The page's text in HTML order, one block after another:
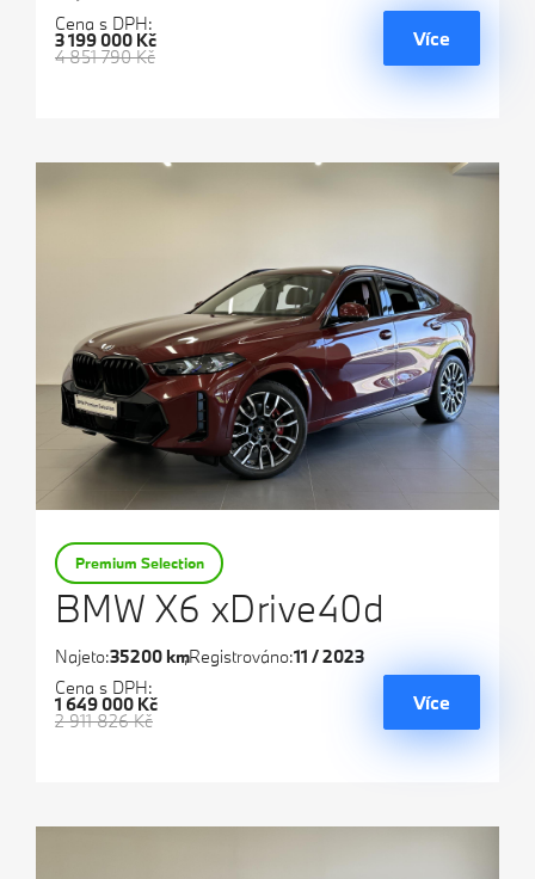
Cena s DPH:
4 851 790 Kč
3 199 000 Kč Více
BMW X6 xDrive40d
Premium Selection
Najeto:35200 kmRegistrováno:11 / 2023
Cena s DPH:
2 911 826 Kč
1 649 000 Kč Více